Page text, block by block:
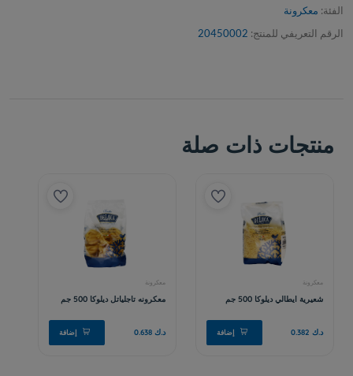
الفئة: معكرونة
الرقم التعريفي للمنتج: 20450002
منتجات ذات صلة